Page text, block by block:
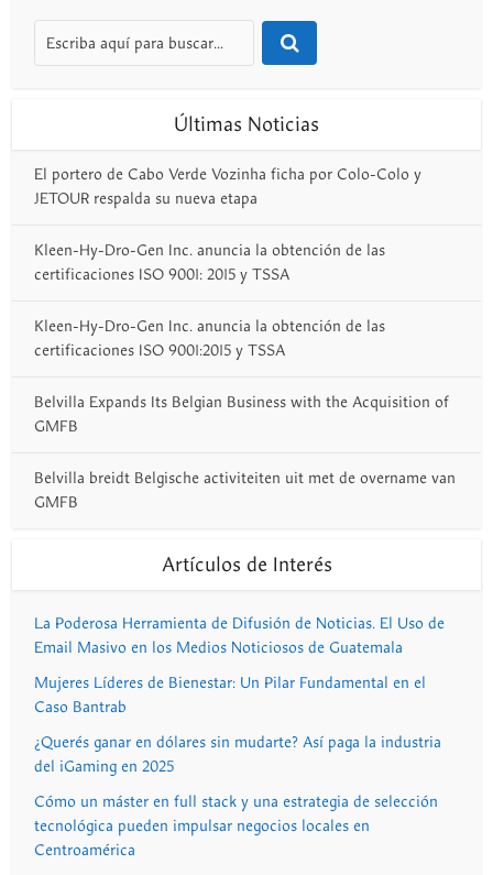
Últimas Noticias
El portero de Cabo Verde Vozinha ficha por Colo-Colo y
JETOUR respalda su nueva etapa
Kleen-Hy-Dro-Gen Inc. anuncia la obtención de las
certificaciones ISO 9001: 2015 y TSSA
Kleen-Hy-Dro-Gen Inc. anuncia la obtención de las
certificaciones ISO 9001:2015 y TSSA
Belvilla Expands Its Belgian Business with the Acquisition of
GMFB
Belvilla breidt Belgische activiteiten uit met de overname van
GMFB
Artículos de Interés
La Poderosa Herramienta de Difusión de Noticias. El Uso de
Email Masivo en los Medios Noticiosos de Guatemala
Mujeres Líderes de Bienestar: Un Pilar Fundamental en el
Caso Bantrab
¿Querés ganar en dólares sin mudarte? Así paga la industria
del iGaming en 2025
Cómo un máster en full stack y una estrategia de selección
tecnológica pueden impulsar negocios locales en
Centroamérica